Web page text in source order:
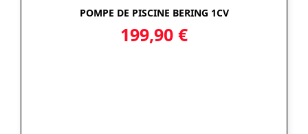
POMPE DE PISCINE BERING 1CV
199,90 €